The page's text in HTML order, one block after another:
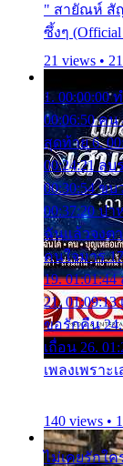
" สายัณห์ สั
ซึ้งๆ
21 views •
1. 00:00:00
00:06:50 ค
สุดท้าย 6.
00:24:21 ล
00:30:54 ขบ
00:37:20 ปา
ฉันแล้วจงตา
คนใจมาร
19.
21. 01:09:13
ขอรักคืน 24.
เถื่อน 26.
เพลงเพราะ
140 views •
ไม่เคยรักใ